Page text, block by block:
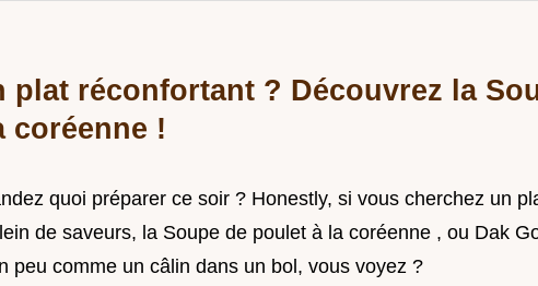
plat réconfortant ? Découvrez la
coréenne !
quoi préparer ce soir ? Honestly, si vous cherchez un
de saveurs, la Soupe de poulet à la coréenne , ou Dak
peu comme un câlin dans un bol, vous voyez ?